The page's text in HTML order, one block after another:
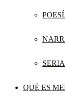
QUÉ ES